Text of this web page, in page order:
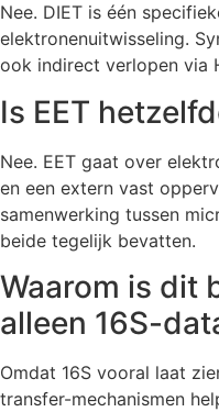
Nee. DIET is één
elektronenuitwisseling.
ook indirect verlopen via
Is EET
Nee. EET gaat over
en een extern vast
samenwerking tussen
beide tegelijk bevatten.
Waarom is dit
alleen 16S-
Omdat 16S vooral laat
transfer-mechanismen